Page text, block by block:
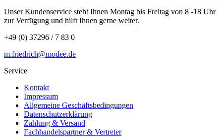
Unser Kundenservice steht Ihnen Montag bis Freitag von 8 -18 Uhr
zur Verfügung und hilft Ihnen gerne weiter.
+49 (0) 37296 / 7 83 0
m.friedrich@modee.de
Service
Kontakt
Impressum
Allgemeine Geschäftsbedingungen
Datenschutzerklärung
Zahlung & Versand
Fachhandelspartner & Vertreter